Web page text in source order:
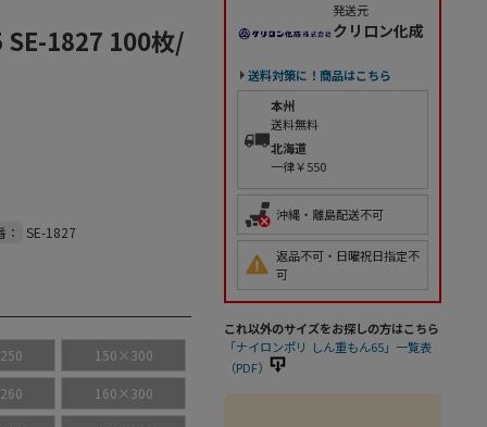
1827 100枚/
SE-1827
150×300
160×300
発送元
クリロン化成
送料対策に！商品はこちら
本州
送料無料
北海道
一律￥550
沖縄・離島配送不可
返品不可・日曜祝日指定不
可
これ以外のサイズをお探しの方はこちら
「ナイロンポリ しん重もん65」一覧表
（PDF）